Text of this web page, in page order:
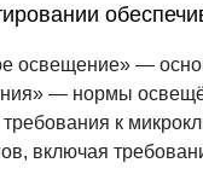
освещение» —
— нормы
к
включая